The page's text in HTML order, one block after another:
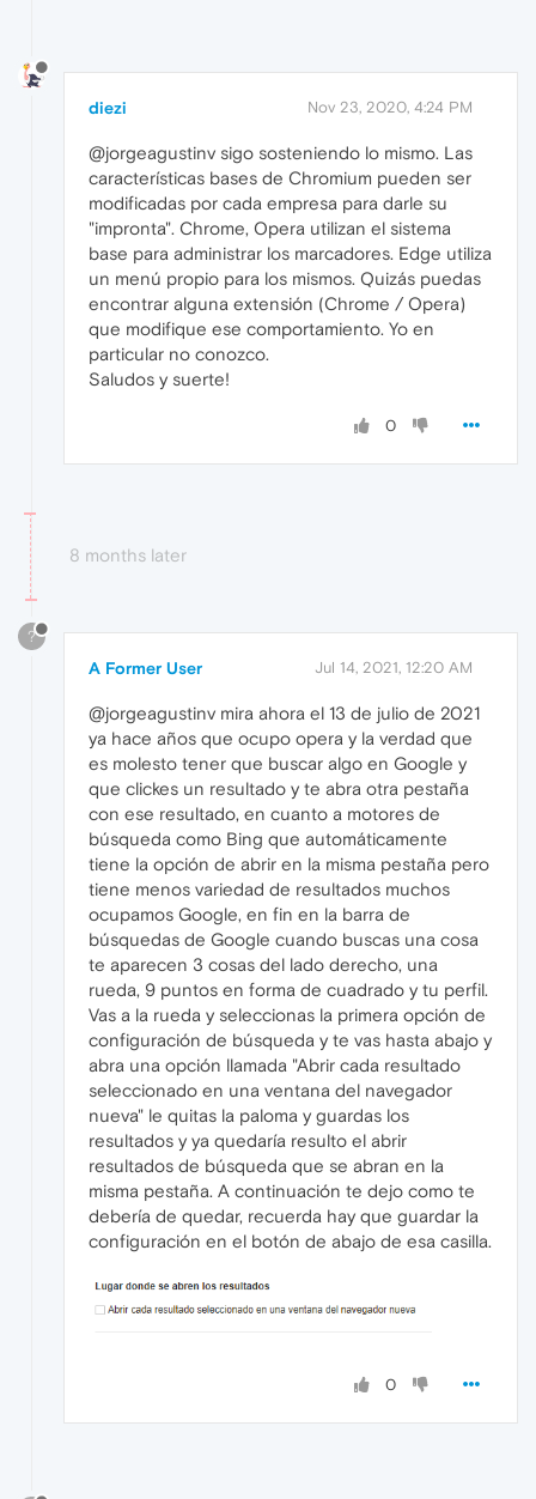
diezi Nov 23, 2020, 4:24 PM
@jorgeagustinv sigo sosteniendo lo mismo. Las
características bases de Chromium pueden ser
modificadas por cada empresa para darle su
"impronta". Chrome, Opera utilizan el sistema
base para administrar los marcadores. Edge utiliza
un menú propio para los mismos. Quizás puedas
encontrar alguna extensión (Chrome / Opera)
que modifique ese comportamiento. Yo en
particular no conozco.
Saludos y suerte!
0
8 months later
?
A Former User Jul 14, 2021, 12:20 AM
@jorgeagustinv mira ahora el 13 de julio de 2021
ya hace años que ocupo opera y la verdad que
es molesto tener que buscar algo en Google y
que clickes un resultado y te abra otra pestaña
con ese resultado, en cuanto a motores de
búsqueda como Bing que automáticamente
tiene la opción de abrir en la misma pestaña pero
tiene menos variedad de resultados muchos
ocupamos Google, en fin en la barra de
búsquedas de Google cuando buscas una cosa
te aparecen 3 cosas del lado derecho, una
rueda, 9 puntos en forma de cuadrado y tu perfil.
Vas a la rueda y seleccionas la primera opción de
configuración de búsqueda y te vas hasta abajo y
abra una opción llamada "Abrir cada resultado
seleccionado en una ventana del navegador
nueva" le quitas la paloma y guardas los
resultados y ya quedaría resulto el abrir
resultados de búsqueda que se abran en la
misma pestaña. A continuación te dejo como te
debería de quedar, recuerda hay que guardar la
configuración en el botón de abajo de esa casilla.
0